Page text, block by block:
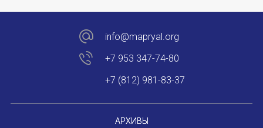
«Дар речи: развитие языковой
Год Ф.М. Достоевского: обзор
Международный образовательно-
АРХИВЫ
info@mapryal.org
+7 953 347-74-80
+7 (812) 981-83-37